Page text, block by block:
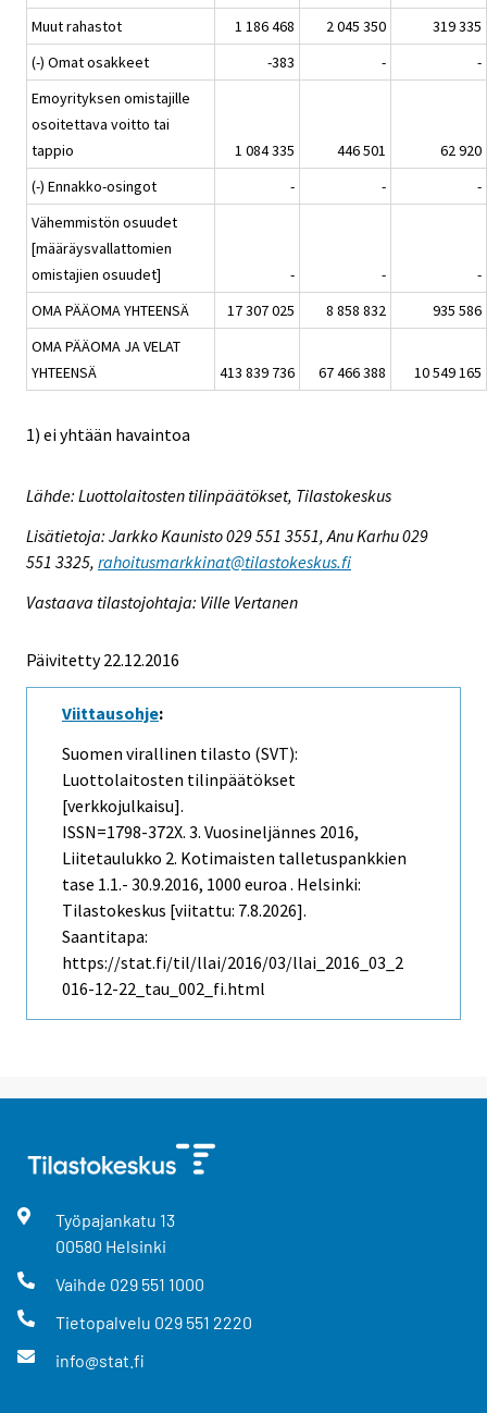
Muut rahastot
1 186 468 2 045 350
319 335
(-) Omat osakkeet
-383 -
-
Emoyrityksen omistajille
osoitettava voitto tai
tappio
1 084 335 446 501
62 920
(-) Ennakko-osingot
- -
-
Vähemmistön osuudet
[määräysvallattomien
omistajien osuudet]
- -
-
OMA PÄÄOMA YHTEENSÄ
17 307 025 8 858 832
935 586
OMA PÄÄOMA JA VELAT
YHTEENSÄ
413 839 736 67 466 388 10 549 165
1) ei yhtään havaintoa
Lähde: Luottolaitosten tilinpäätökset, Tilastokeskus
Lisätietoja: Jarkko Kaunisto 029 551 3551, Anu Karhu 029
551 3325, rahoitusmarkkinat@tilastokeskus.fi
Vastaava tilastojohtaja: Ville Vertanen
Päivitetty 22.12.2016
Viittausohje:
Suomen virallinen tilasto (SVT):
Luottolaitosten tilinpäätökset
[verkkojulkaisu].
ISSN=1798-372X. 3. Vuosineljännes 2016,
Liitetaulukko 2. Kotimaisten talletuspankkien
tase 1.1.- 30.9.2016, 1000 euroa . Helsinki:
Tilastokeskus [viitattu: 7.8.2026].
Saantitapa:
https://stat.fi/til/llai/2016/03/llai_2016_03_2
016-12-22_tau_002_fi.html
Työpajankatu 13
00580 Helsinki
Vaihde 029 551 1000
Tietopalvelu 029 551 2220
info@stat.fi